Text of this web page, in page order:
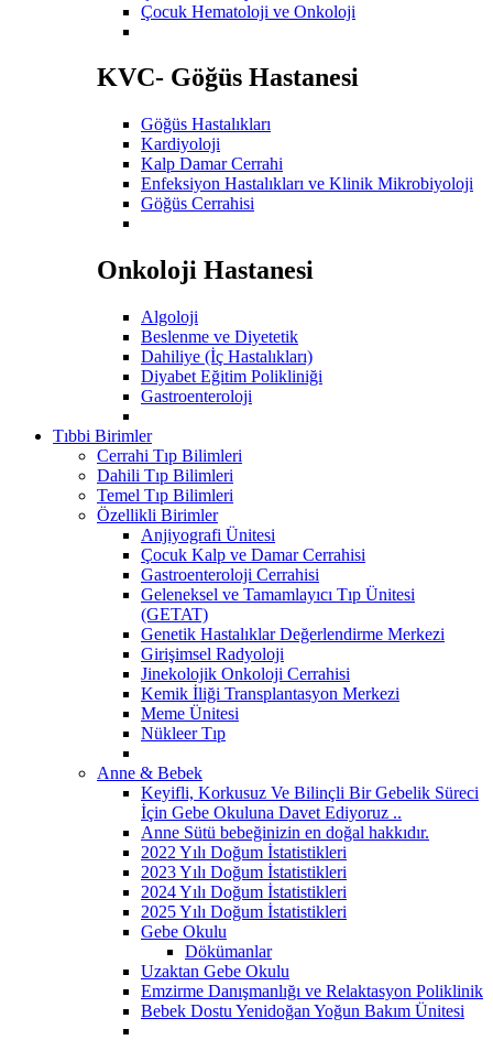
Çocuk Hematoloji ve Onkoloji
KVC- Göğüs Hastanesi
Göğüs Hastalıkları
Kardiyoloji
Kalp Damar Cerrahi
Enfeksiyon Hastalıkları ve Klinik Mikrobiyoloji
Göğüs Cerrahisi
Onkoloji Hastanesi
Algoloji
Beslenme ve Diyetetik
Dahiliye (İç Hastalıkları)
Diyabet Eğitim Polikliniği
Gastroenteroloji
Tıbbi Birimler
Cerrahi Tıp Bilimleri
Dahili Tıp Bilimleri
Temel Tıp Bilimleri
Özellikli Birimler
Anjiyografi Ünitesi
Çocuk Kalp ve Damar Cerrahisi
Gastroenteroloji Cerrahisi
Geleneksel ve Tamamlayıcı Tıp Ünitesi
(GETAT)
Genetik Hastalıklar Değerlendirme Merkezi
Girişimsel Radyoloji
Jinekolojik Onkoloji Cerrahisi
Kemik İliği Transplantasyon Merkezi
Meme Ünitesi
Nükleer Tıp
Anne & Bebek
Keyifli, Korkusuz Ve Bilinçli Bir Gebelik Süreci
İçin Gebe Okuluna Davet Ediyoruz ..
Anne Sütü bebeğinizin en doğal hakkıdır.
2022 Yılı Doğum İstatistikleri
2023 Yılı Doğum İstatistikleri
2024 Yılı Doğum İstatistikleri
2025 Yılı Doğum İstatistikleri
Gebe Okulu
Dökümanlar
Uzaktan Gebe Okulu
Emzirme Danışmanlığı ve Relaktasyon Poliklinik
Bebek Dostu Yenidoğan Yoğun Bakım Ünitesi